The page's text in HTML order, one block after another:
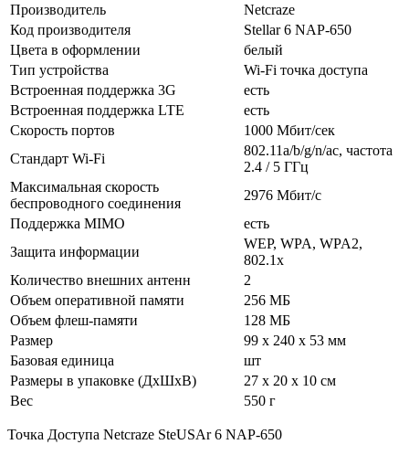
Производитель
Netcraze
Код производителя
Stellar 6 NAP-650
Цвета в оформлении
белый
Тип устройства
Wi-Fi точка доступа
Встроенная поддержка 3G
есть
Встроенная поддержка LTE
есть
Скорость портов
1000 Мбит/сек
Стандарт Wi-Fi
802.11a/b/g/n/ac, частота
2.4 / 5 ГГц
Максимальная скорость
беспроводного соединения
2976 Мбит/с
Поддержка MIMO
есть
Защита информации
WEP, WPA, WPA2,
802.1x
Количество внешних антенн
2
Объем оперативной памяти
256 МБ
Объем флеш-памяти
128 МБ
Размер
99 x 240 x 53 мм
Базовая единица
шт
Размеры в упаковке (ДхШхВ)
27 x 20 x 10 см
Вес
550 г
Точка Доступа Netcraze SteUSAr 6 NAP-650